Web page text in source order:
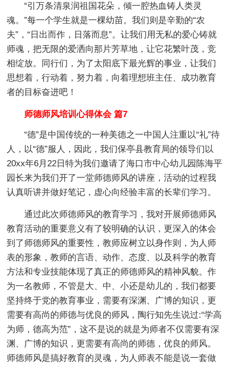
“引万条清泉润祖国花朵，倾一腔热血铸人类灵
魂。”每一个学生就是一棵幼苗。我们则是辛勤的“农
夫”，“日出而作，日落而息”。让我们用无私的爱心铸就
师魂，把无限的爱洒向那片芳草地，让它花繁叶茂，竞
相绽放。同行们，为了太阳底下最光辉的事业，让我们
思想着，行动着，努力着，向着理想班主任、成功教育
者的目标奋进吧！
师德师风培训心得体会 篇7
“德”是中国传统的一种美德之一中国人注重以“礼”待
人，以“德”服人，因此，我们保亭县教育局的领导们以
20xx年6月22日特为我们邀请了海口市中心幼儿园陈海平
园长来为我们开了一堂师德师风的讲座，活动的过程我
认真听讲并做好笔记，虚心向经验丰富的长辈们学习。
通过此次师德师风的教育学习，我对开展师德师风
教育活动的重要意义有了较明确的认识，更深入的体会
到了师德师风的重要性，教师应树立以身作则，为人师
表的形象，教师的言语、动作、态度、以及科学的教育
方法和专业技能体现了真正的师德师风的精神风貌。作
为一名教师，不管是大、中、小还是幼儿的，我们都要
坚持终于党的教育事业，需要有深渊、广博的知识，更
需要有高尚的师德与优良的师风，陶行知先生说过:“学高
为师，德高为范”，这不是说的就是为师者不仅需要有深
渊、广博的知识，更需要有高尚的师德，优良的师风。
师德师风是搞好教育的灵魂，为人师表不能是说一套做